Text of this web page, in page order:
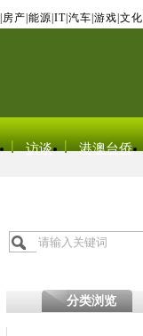
房产 能源 IT| 汽车 游戏 文化
访谈 港澳台侨
分类浏览